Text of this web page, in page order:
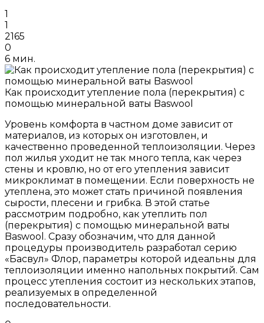
1
1
2165
0
6 мин.
Как происходит утепление пола (перекрытия) с
помощью минеральной ваты Baswool
Уровень комфорта в частном доме зависит от
материалов, из которых он изготовлен, и
качественно проведенной теплоизоляции. Через
пол жилья уходит не так много тепла, как через
стены и кровлю, но от его утепления зависит
микроклимат в помещении. Если поверхность не
утеплена, это может стать причиной появления
сырости, плесени и грибка. В этой статье
рассмотрим подробно, как утеплить пол
(перекрытия) с помощью минеральной ваты
Baswool. Сразу обозначим, что для данной
процедуры производитель разработал серию
«Басвул» Флор, параметры которой идеальны для
теплоизоляции именно напольных покрытий. Сам
процесс утепления состоит из нескольких этапов,
реализуемых в определенной
последовательности.